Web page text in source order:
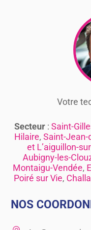
Votre
Secteur : Saint-
Hilaire, Saint-
et L’aiguillon-
Aubigny-les-
Montaigu-Vendée,
Poiré sur Vie,
NOS